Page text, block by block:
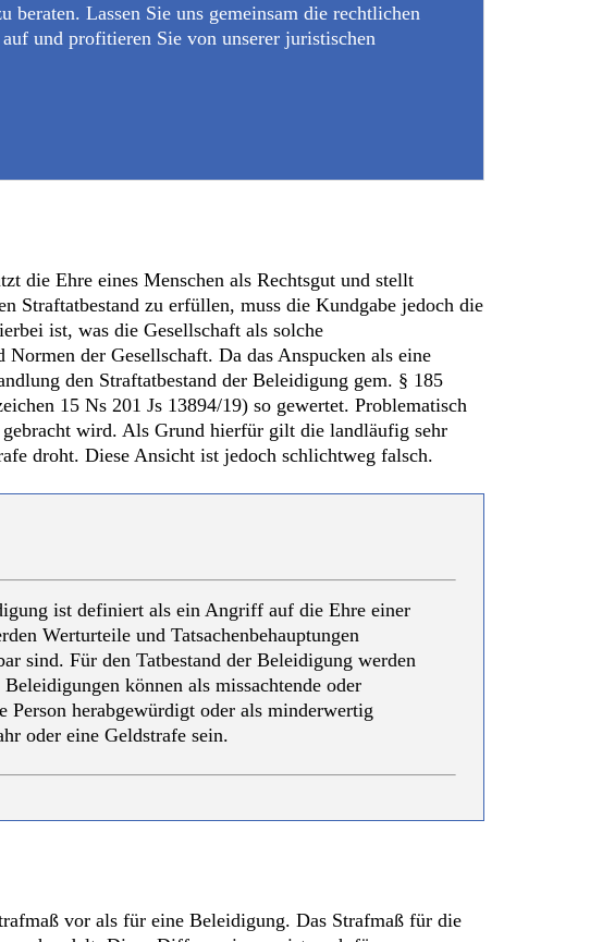
beraten. Lassen Sie uns gemeinsam die rechtlichen
und profitieren Sie von unserer juristischen
die Ehre eines Menschen als Rechtsgut und stellt
Straftatbestand zu erfüllen, muss die Kundgabe jedoch die
ist, was die Gesellschaft als solche
der Gesellschaft. Da das Anspucken als eine
den Straftatbestand der Beleidigung gem. § 185
15 Ns 201 Js 13894/19) so gewertet. Problematisch
wird. Als Grund hierfür gilt die landläufig sehr
droht. Diese Ansicht ist jedoch schlichtweg falsch.
ist definiert als ein Angriff auf die Ehre einer
Werturteile und Tatsachenbehauptungen
sind. Für den Tatbestand der Beleidigung werden
können als missachtende oder
herabgewürdigt oder als minderwertig
oder eine Geldstrafe sein.
vor als für eine Beleidigung. Das Strafmaß für die